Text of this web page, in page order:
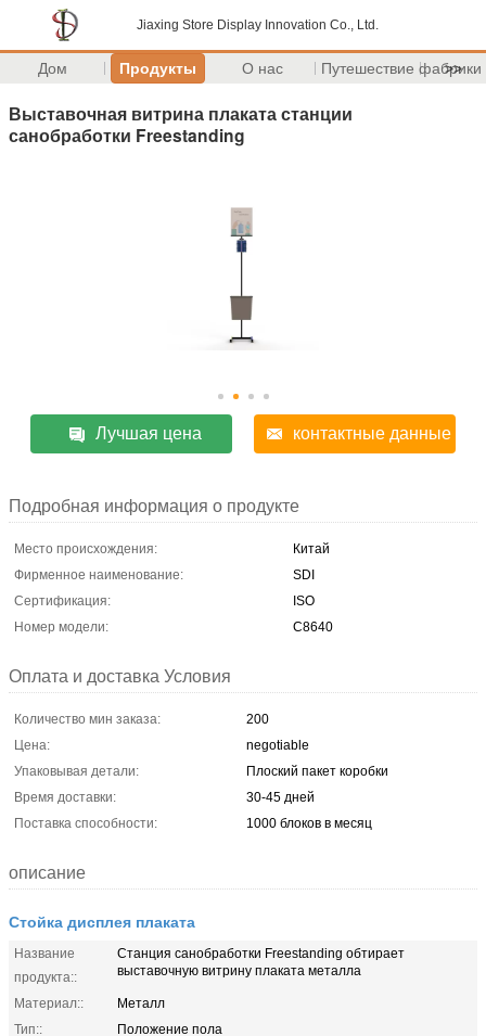
Jiaxing Store Display Innovation Co., Ltd.
Дом Продукты О нас Путешествие фабрики
>>
Выставочная витрина плаката станции
санобработки Freestanding
Лучшая цена контактные данные
Подробная информация о продукте
Место происхождения:
Китай
Фирменное наименование:
SDI
Сертификация:
ISO
Номер модели:
C8640
Оплата и доставка Условия
Количество мин заказа:
200
Цена:
negotiable
Упаковывая детали:
Плоский пакет коробки
Время доставки:
30-45 дней
Поставка способности:
1000 блоков в месяц
описание
Стойка дисплея плаката
Название
продукта::
Станция санобработки Freestanding обтирает
выставочную витрину плаката металла
Материал::
Металл
Тип::
Положение пола